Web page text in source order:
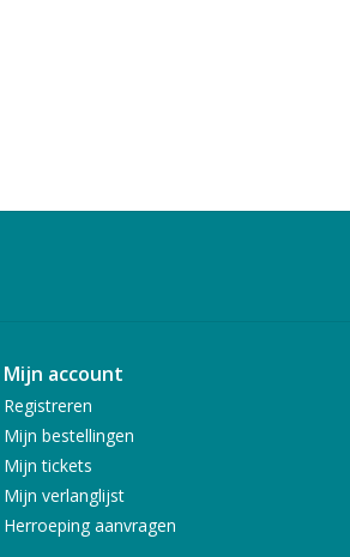
Mijn account
Registreren
Mijn bestellingen
Mijn tickets
Mijn verlanglijst
Herroeping aanvragen